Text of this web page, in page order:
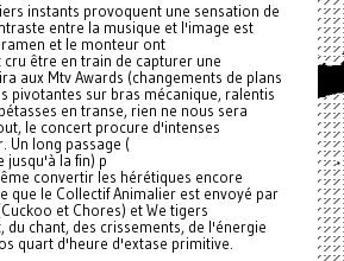
instants provoquent une sensation de
entre la musique et l'image est
et le monteur ont
être en train de capturer une
aux Mtv Awards (changements de plans
pivotantes sur bras mécanique, ralentis
en transe, rien ne nous sera
le concert procure d'intenses
Un long passage (
jusqu'à la fin) p
convertir les hérétiques encore
que le Collectif Animalier est envoyé par
et Chores) et We tigers
du chant, des crissements, de l'énergie
quart d'heure d'extase primitive.